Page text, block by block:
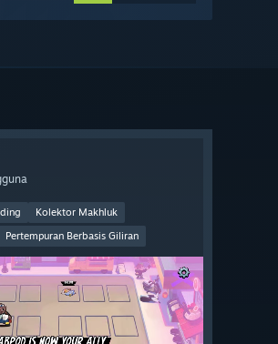
Kolektor Makhluk
Pertempuran Berbasis Giliran